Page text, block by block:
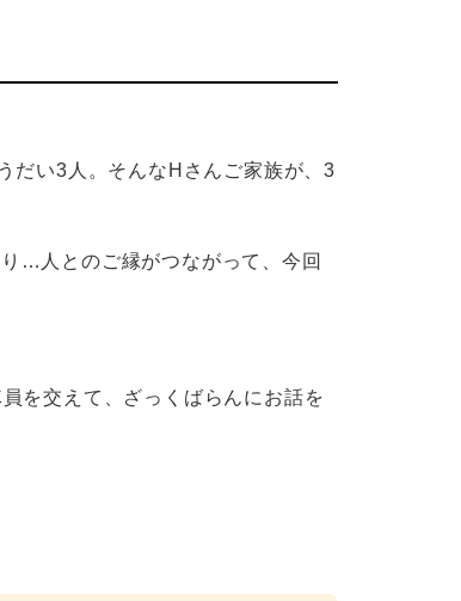
だい3人。そんなHさんご家族が、3
…人とのご縁がつながって、今回
を交えて、ざっくばらんにお話を